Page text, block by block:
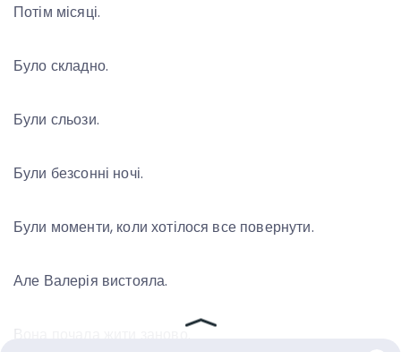
Потім місяці.
Було складно.
Були сльози.
Були безсонні ночі.
Були моменти, коли хотілося все повернути.
Але Валерія вистояла.
Вона почала жити заново.